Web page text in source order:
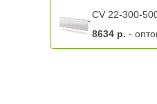
CV 22-300-
8634 р. -